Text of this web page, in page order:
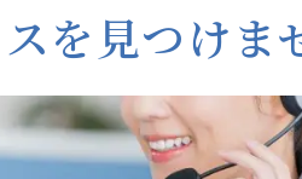
を見つけま